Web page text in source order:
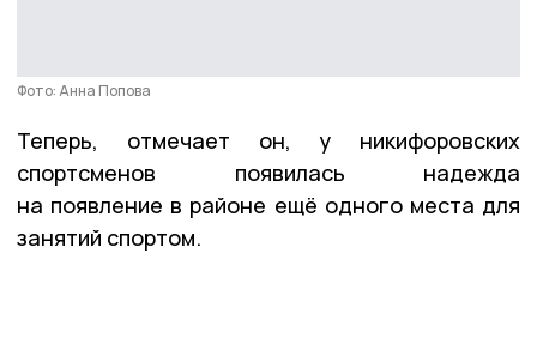
Фото: Анна Попова
Теперь, отмечает он, у никифоровских
спортсменов появилась надежда
на появление в районе ещё одного места для
занятий спортом.